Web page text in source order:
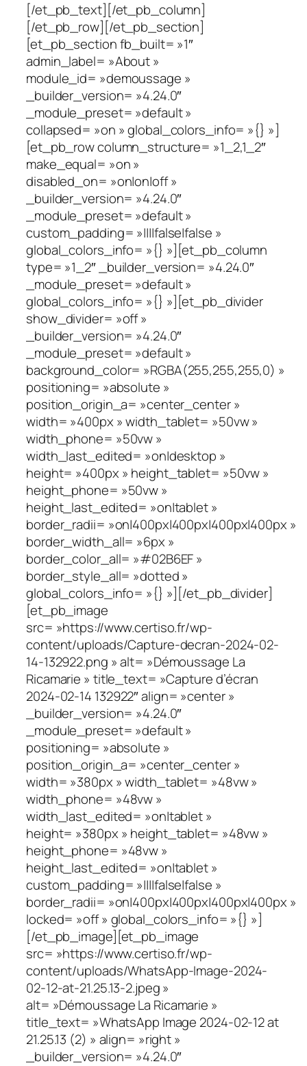
[/et_pb_text][/et_pb_column]
[/et_pb_row][/et_pb_section]
[et_pb_section fb_built= »1″
admin_label= »About »
module_id= »demoussage »
_builder_version= »4.24.0″
_module_preset= »default »
collapsed= »on » global_colors_info= »{} »]
[et_pb_row column_structure= »1_2,1_2″
make_equal= »on »
disabled_on= »on|on|off »
_builder_version= »4.24.0″
_module_preset= »default »
custom_padding= »||||false|false »
global_colors_info= »{} »][et_pb_column
type= »1_2″ _builder_version= »4.24.0″
_module_preset= »default »
global_colors_info= »{} »][et_pb_divider
show_divider= »off »
_builder_version= »4.24.0″
_module_preset= »default »
background_color= »RGBA(255,255,255,0) »
positioning= »absolute »
position_origin_a= »center_center »
width= »400px » width_tablet= »50vw »
width_phone= »50vw »
width_last_edited= »on|desktop »
height= »400px » height_tablet= »50vw »
height_phone= »50vw »
height_last_edited= »on|tablet »
border_radii= »on|400px|400px|400px|400px »
border_width_all= »6px »
border_color_all= »#02B6EF »
border_style_all= »dotted »
global_colors_info= »{} »][/et_pb_divider]
[et_pb_image
src= »https://www.certiso.fr/wp-
content/uploads/Capture-decran-2024-02-
14-132922.png » alt= »Démoussage La
Ricamarie » title_text= »Capture d’écran
2024-02-14 132922″ align= »center »
_builder_version= »4.24.0″
_module_preset= »default »
positioning= »absolute »
position_origin_a= »center_center »
width= »380px » width_tablet= »48vw »
width_phone= »48vw »
width_last_edited= »on|tablet »
height= »380px » height_tablet= »48vw »
height_phone= »48vw »
height_last_edited= »on|tablet »
custom_padding= »||||false|false »
border_radii= »on|400px|400px|400px|400px »
locked= »off » global_colors_info= »{} »]
[/et_pb_image][et_pb_image
src= »https://www.certiso.fr/wp-
content/uploads/WhatsApp-Image-2024-
02-12-at-21.25.13-2.jpeg »
alt= »Démoussage La Ricamarie »
title_text= »WhatsApp Image 2024-02-12 at
21.25.13 (2) » align= »right »
_builder_version= »4.24.0″